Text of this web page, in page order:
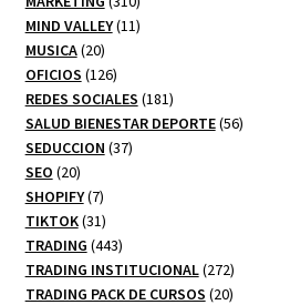
productos
MIND VALLEY 1111
MUSICA 2020
productos
OFICIOS 126126
productos
REDES SOCIALES 181181
productos
SALUD BIENESTAR DEPORTE 5656
SEDUCCION 3737
SEO 2020
productos
SHOPIFY 77
productos
TIKTOK 3131
productos
TRADING 443443
productos
TRADING INSTITUCIONAL 272272
productos
TRADING PACK DE CURSOS 2020